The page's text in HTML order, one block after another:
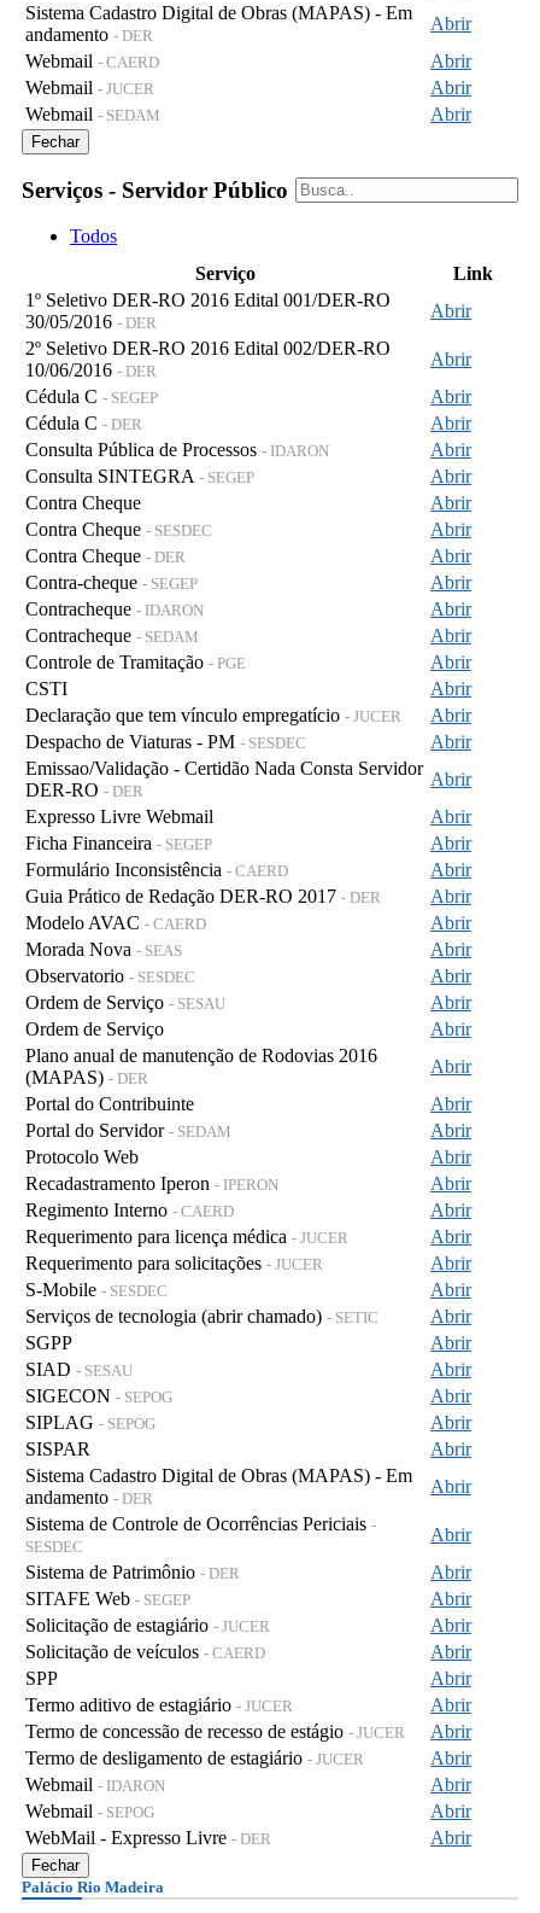
Sistema Cadastro Digital de Obras (MAPAS) - Em
andamento - DER
Abrir
Webmail - CAERD
Abrir
Webmail - JUCER
Abrir
Webmail - SEDAM Abrir
Fechar
Serviços - Servidor Público
Todos
Serviço
Link
1º Seletivo DER-RO 2016 Edital 001/DER-RO
30/05/2016 - DER
Abrir
2º Seletivo DER-RO 2016 Edital 002/DER-RO
10/06/2016 - DER
Abrir
Cédula C - SEGEP
Abrir
Cédula C - DER
Abrir
Consulta Pública de Processos - IDARON
Abrir
Consulta SINTEGRA - SEGEP
Abrir
Contra Cheque
Abrir
Contra Cheque - SESDEC
Abrir
Contra Cheque - DER
Abrir
Contra-cheque - SEGEP
Abrir
Contracheque - IDARON
Abrir
Contracheque - SEDAM
Abrir
Controle de Tramitação - PGE
Abrir
CSTI
Abrir
Declaração que tem vínculo empregatício - JUCER
Abrir
Despacho de Viaturas - PM - SESDEC
Abrir
Emissao/Validação - Certidão Nada Consta Servidor
DER-RO - DER
Abrir
Expresso Livre Webmail
Abrir
Ficha Financeira - SEGEP
Abrir
Formulário Inconsistência - CAERD
Abrir
Guia Prático de Redação DER-RO 2017 - DER
Abrir
Modelo AVAC - CAERD
Abrir
Morada Nova - SEAS
Abrir
Observatorio - SESDEC
Abrir
Ordem de Serviço - SESAU
Abrir
Ordem de Serviço
Abrir
Plano anual de manutenção de Rodovias 2016
(MAPAS) - DER
Abrir
Portal do Contribuinte
Abrir
Portal do Servidor - SEDAM
Abrir
Protocolo Web
Abrir
Recadastramento Iperon - IPERON
Abrir
Regimento Interno - CAERD
Abrir
Requerimento para licença médica - JUCER
Abrir
Requerimento para solicitações - JUCER
Abrir
S-Mobile - SESDEC
Abrir
Serviços de tecnologia (abrir chamado) - SETIC
Abrir
SGPP
Abrir
SIAD - SESAU
Abrir
SIGECON - SEPOG
Abrir
SIPLAG - SEPOG
Abrir
SISPAR
Abrir
Sistema Cadastro Digital de Obras (MAPAS) - Em
andamento - DER
Abrir
Sistema de Controle de Ocorrências Periciais -
SESDEC
Abrir
Sistema de Patrimônio - DER
Abrir
SITAFE Web - SEGEP
Abrir
Solicitação de estagiário - JUCER
Abrir
Solicitação de veículos - CAERD
Abrir
SPP
Abrir
Termo aditivo de estagiário - JUCER
Abrir
Termo de concessão de recesso de estágio - JUCER
Abrir
Termo de desligamento de estagiário - JUCER
Abrir
Webmail - IDARON
Abrir
Webmail - SEPOG
Abrir
WebMail - Expresso Livre - DER Abrir
Fechar
Palácio Rio Madeira